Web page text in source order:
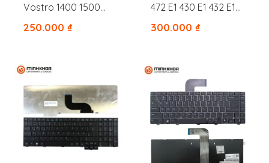
Vostro 1400 1500
1420 1525 1000 1330
250.000 ₫
472 E1 430 E1 432 E1
442
300.000 ₫